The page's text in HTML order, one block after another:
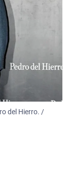
del Hierro. /